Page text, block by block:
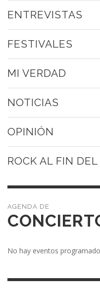
ENTREVISTAS
FESTIVALES
MI VERDAD
NOTICIAS
OPINIÓN
ROCK AL FIN
No hay eventos